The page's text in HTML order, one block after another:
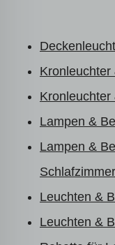
Kronleuchter
Kronleuchter
Lampen &
Lampen &
Schlafzimmer
Leuchten &
Leuchten &